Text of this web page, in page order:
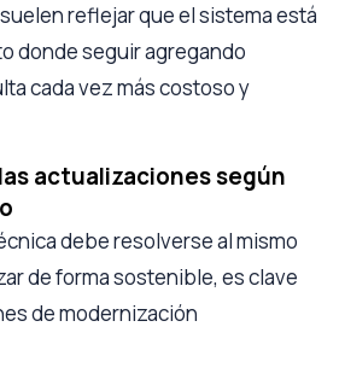
reflejar que el sistema está
donde seguir agregando
cada vez más costoso y
actualizaciones según
debe resolverse al mismo
de forma sostenible, es clave
de modernización